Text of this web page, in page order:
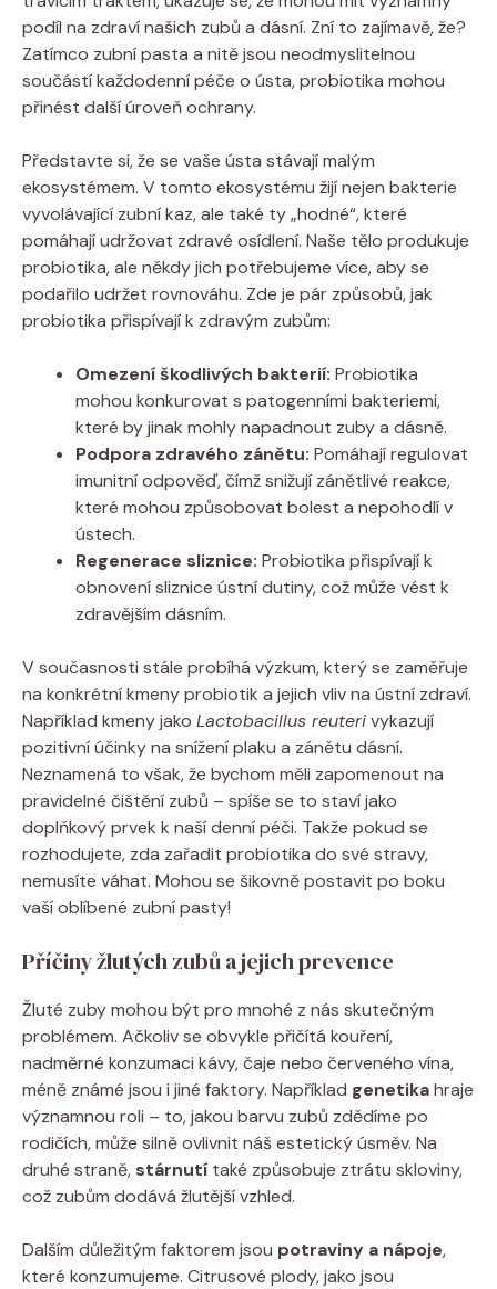
podíl na zdraví našich zubů a dásní. Zní to zajímavě, že?
Zatímco zubní pasta a nitě jsou neodmyslitelnou
součástí každodenní péče o ústa, probiotika mohou
přinést další úroveň ochrany.
Představte si, že se vaše ústa stávají malým
ekosystémem. V tomto ekosystému žijí nejen bakterie
vyvolávající zubní kaz, ale také ty „hodné“, které
pomáhají udržovat zdravé osídlení. Naše tělo produkuje
probiotika, ale někdy jich potřebujeme více, aby se
podařilo udržet rovnováhu. Zde je pár způsobů, jak
probiotika přispívají k zdravým zubům:
Omezení škodlivých bakterií: Probiotika
mohou konkurovat s patogenními bakteriemi,
které by jinak mohly napadnout zuby a dásně.
Podpora zdravého zánětu: Pomáhají regulovat
imunitní odpověď, čímž snižují zánětlivé reakce,
které mohou způsobovat bolest a nepohodlí v
ústech.
Regenerace sliznice: Probiotika přispívají k
obnovení sliznice ústní dutiny, což může vést k
zdravějším dásním.
V současnosti stále probíhá výzkum, který se zaměřuje
na konkrétní kmeny probiotik a jejich vliv na ústní zdraví.
Například kmeny jako Lactobacillus reuterivykazují
pozitivní účinky na snížení plaku a zánětu dásní.
Neznamená to však, že bychom měli zapomenout na
pravidelné čištění zubů – spíše se to staví jako
doplňkový prvek k naší denní péči. Takže pokud se
rozhodujete, zda zařadit probiotika do své stravy,
nemusíte váhat. Mohou se šikovně postavit po boku
vaší oblíbené zubní pasty!
Příčiny žlutých zubů a jejich prevence
Žluté zuby mohou být pro mnohé z nás skutečným
problémem. Ačkoliv se obvykle přičítá kouření,
nadměrné konzumaci kávy, čaje nebo červeného vína,
méně známé jsou i jiné faktory. Například genetikahraje
významnou roli – to, jakou barvu zubů zdědíme po
rodičích, může silně ovlivnit náš estetický úsměv. Na
druhé straně, stárnutí také způsobuje ztrátu skloviny,
což zubům dodává žlutější vzhled.
Dalším důležitým faktorem jsou potraviny a nápoje,
které konzumujeme. Citrusové plody, jako jsou